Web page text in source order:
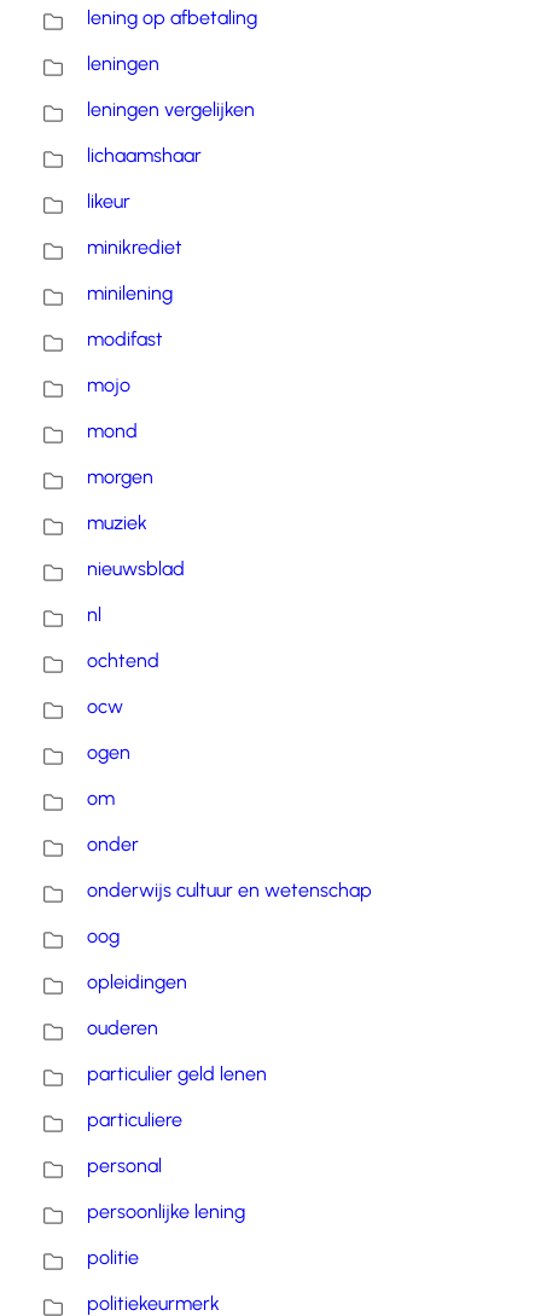
lening op afbetaling
leningen
leningen vergelijken
lichaamshaar
likeur
minikrediet
minilening
modifast
mojo
mond
morgen
muziek
nieuwsblad
nl
ochtend
ocw
ogen
om
onder
onderwijs cultuur en wetenschap
oog
opleidingen
ouderen
particulier geld lenen
particuliere
personal
persoonlijke lening
politie
politiekeurmerk